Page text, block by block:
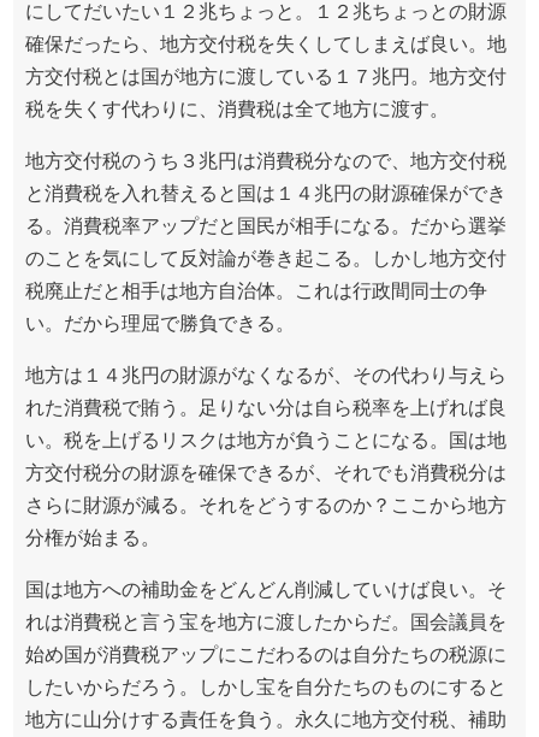
にしてだいたい１２兆ちょっと。１２兆ちょっとの財源
確保だったら、地方交付税を失くしてしまえば良い。地
方交付税とは国が地方に渡している１７兆円。地方交付
税を失くす代わりに、消費税は全て地方に渡す。
地方交付税のうち３兆円は消費税分なので、地方交付税
と消費税を入れ替えると国は１４兆円の財源確保ができ
る。消費税率アップだと国民が相手になる。だから選挙
のことを気にして反対論が巻き起こる。しかし地方交付
税廃止だと相手は地方自治体。これは行政間同士の争
い。だから理屈で勝負できる。
地方は１４兆円の財源がなくなるが、その代わり与えら
れた消費税で賄う。足りない分は自ら税率を上げれば良
い。税を上げるリスクは地方が負うことになる。国は地
方交付税分の財源を確保できるが、それでも消費税分は
さらに財源が減る。それをどうするのか？ここから地方
分権が始まる。
国は地方への補助金をどんどん削減していけば良い。そ
れは消費税と言う宝を地方に渡したからだ。国会議員を
始め国が消費税アップにこだわるのは自分たちの税源に
したいからだろう。しかし宝を自分たちのものにすると
地方に山分けする責任を負う。永久に地方交付税、補助